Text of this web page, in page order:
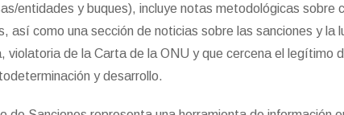
entidades y buques), incluye notas metodológicas sobre
así como una sección de noticias sobre las sanciones y la
violatoria de la Carta de la ONU y que cercena el legítimo
y desarrollo.